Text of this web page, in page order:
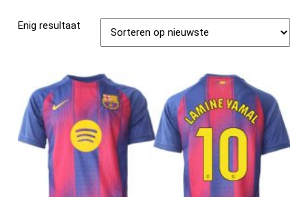
Enig resultaat